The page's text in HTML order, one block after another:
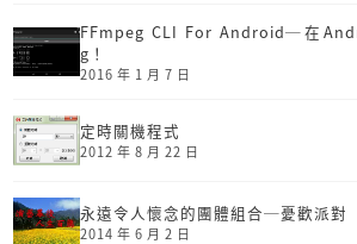
FFmpeg CLI For Android─在
g！
2016 年 1 月 7 日
定時關機程式
2012 年 8 月 22 日
永遠令人懷念的團體組合─憂歡派對
2014 年 6 月 2 日